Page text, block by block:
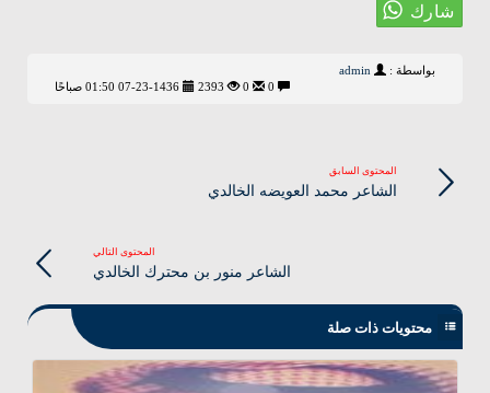
بواسطة :
admin
2393
المحتوى السابق
الشاعر محمد العويضه الخالدي
المحتوى التالي
الشاعر منور بن محترك الخالدي
محتويات ذات صلة